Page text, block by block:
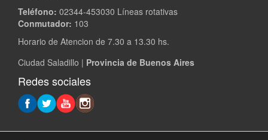
Teléfono: 02344-453030 Líneas rotativas
Conmutador: 103
Horario de Atencion de 7.30 a 13.30 hs.
Ciudad Saladillo | Provincia de Buenos Aires
Redes sociales